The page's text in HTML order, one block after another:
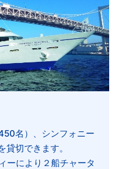
名）、シンフォニー
貸切できます。
ーにより２船チャータ